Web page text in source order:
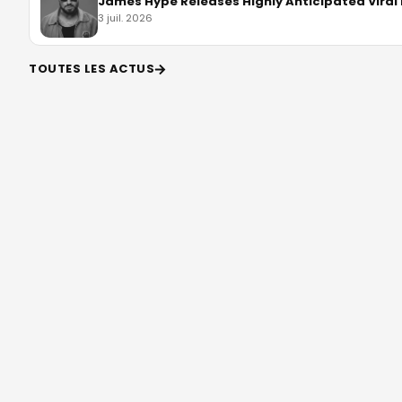
3 juil. 2026
TOUTES LES ACTUS